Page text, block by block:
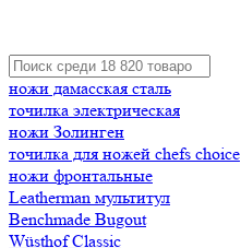
ножи дамасская сталь
точилка электрическая
ножи Золинген
точилка для ножей chefs choice
ножи фронтальные
Leatherman мультитул
Benchmade Bugout
Wüsthof Classic